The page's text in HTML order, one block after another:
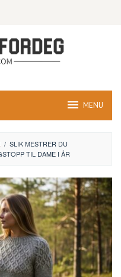
MENU
/ SLIK MESTRER DU
TIL DAME I ÅR